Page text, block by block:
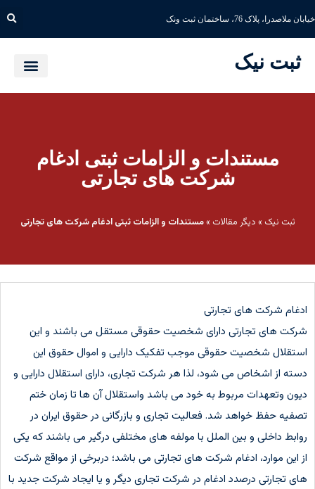
خیابان ملاصدرا، پلاک 76، ساختمان ثبت ونک
ثبت نیک
مستندات و الزامات ثبتی ادغام
شرکت های تجارتی
ثبت نیک » دیگر مقالات »مستندات و الزامات ثبتی ادغام شرکت های تجارتی
ادغام شرکت های تجارتی
شرکت های تجارتی دارای شخصیت حقوقی مستقل می باشند و این
استقلال شخصیت حقوقی موجب تفکیک دارایی و اموال حقوق این
دسته از اشخاص می شود، لذا هر شرکت تجاری، دارای استقلال دارایی و
دیون وتعهدات مربوط به خود می باشد واستقلال آن ها تا زمان ختم
تصفیه حفظ خواهد شد. فعالیت تجاری و بازرگانی در حقوق ایران در
روابط داخلی و بین الملل با مولفه های مختلفی درگیر می باشند که یکی
از این موارد، ادغام شرکت های تجارتی می باشد؛ دربرخی از مواقع شرکت
های تجارتی درصدد ادغام در شرکت تجاری دیگر و یا ایجاد شرکت جدید با